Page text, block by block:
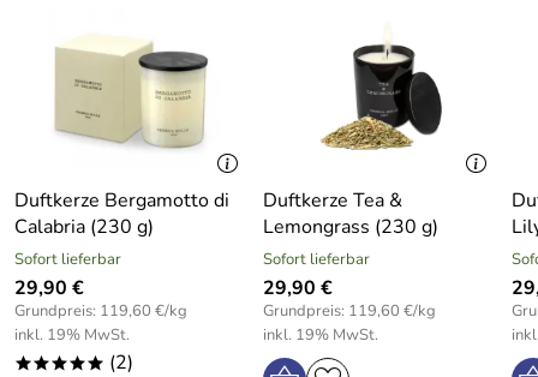
Duftkerze Bergamotto di
Calabria (230 g)
Sofort lieferbar
29,90 €
Grundpreis: 119,60 €/kg
inkl. 19% MwSt.
***** (2)
Duftkerze Tea &
Lemongrass (230 g)
Sofort lieferbar
29,90 €
Grundpreis: 119,60 €/kg
inkl. 19% MwSt.